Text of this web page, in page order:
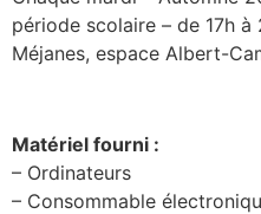
période scolaire – de 17h
Méjanes, espace Albert-
Matériel fourni :
– Ordinateurs
– Consommable